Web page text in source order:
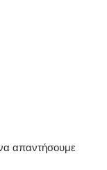
απαντήσουμε